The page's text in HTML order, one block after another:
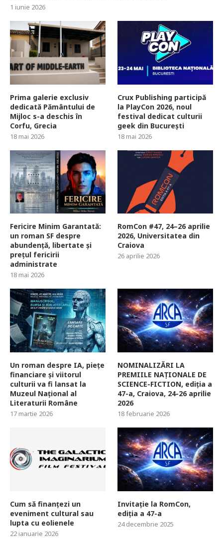
1 iunie 2026
Prima galerie exclusiv
dedicată Pământului de
Mijloc s-a deschis în
Corfu, Grecia
18 mai 2026
Crux Publishing participă
la PlayCon 2026, noul
festival dedicat culturii
geek din București
18 mai 2026
Fericire Minim Garantată:
un roman SF despre
abundență, libertate și
prețul fericirii
administrate
18 mai 2026
RomCon #47, 24–26 aprilie
2026, Universitatea din
Craiova
26 aprilie 2026
Un roman despre IA, piețe
financiare și viitorul
culturii va fi lansat la
Muzeul Național al
Literaturii Române
17 martie 2026
NOMINALIZĂRI LA
PREMIILE NAȚIONALE DE
SCIENCE-FICTION, ediția a
47-a, Craiova, 24-26 aprilie
2026
18 februarie 2026
Cum să finanțezi un
eveniment cultural sau
lupta cu eolienele
22 ianuarie 2026
Invitație la RomCon,
ediția a 47-a
24 decembrie 2025